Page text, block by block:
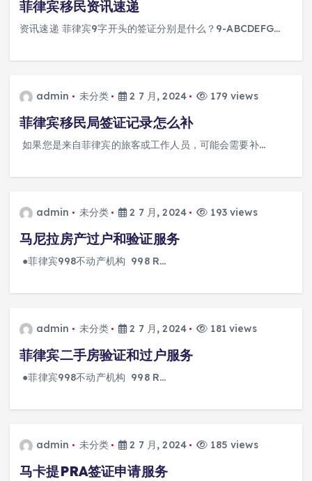
菲律宾移民资讯速递
资讯速递 菲律宾9字开头的签证分别是什么？9-ABCDEFG…
admin 未分类 2 7 月, 2024 179 views
菲律宾移民局签证记录怎么补
如果您是来自菲律宾的旅客或工作人员，可能会需要补…
admin 未分类 2 7 月, 2024 193 views
马尼拉房产过户和验证服务
●菲律宾998不动产机构 998 R…
admin 未分类 2 7 月, 2024 181 views
菲律宾二手房验证和过户服务
●菲律宾998不动产机构 998 R…
admin 未分类 2 7 月, 2024 185 views
马卡提PRA签证申请服务